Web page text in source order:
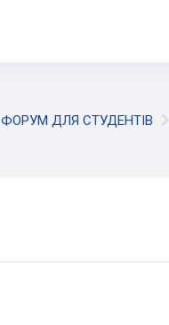
ФОРУМ ДЛЯ СТУДЕНТІВ